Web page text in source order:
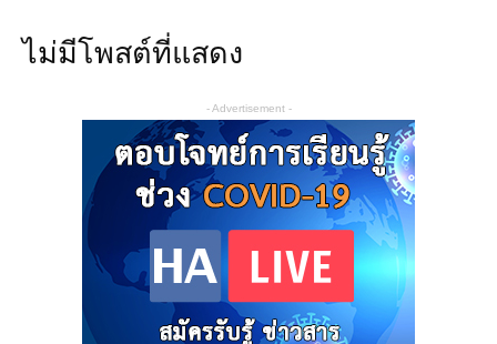
ไม่มีโพสต์ที่แสดง
- Advertisement -